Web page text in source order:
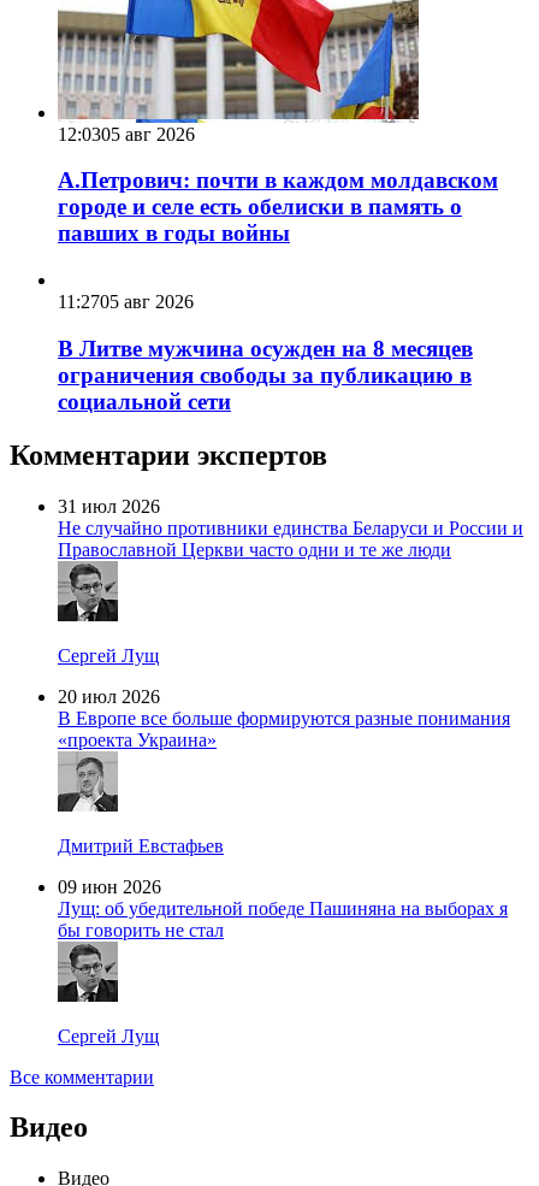
12:0305 авг 2026
А.Петрович: почти в каждом молдавском
городе и селе есть обелиски в память о
павших в годы войны
11:2705 авг 2026
В Литве мужчина осужден на 8 месяцев
ограничения свободы за публикацию в
социальной сети
Комментарии экспертов
31 июл 2026
Не случайно противники единства Беларуси и России и
Православной Церкви часто одни и те же люди
Сергей Лущ
20 июл 2026
В Европе все больше формируются разные понимания
«проекта Украина»
Дмитрий Евстафьев
09 июн 2026
Лущ: об убедительной победе Пашиняна на выборах я
бы говорить не стал
Сергей Лущ
Все комментарии
Видео
Видео